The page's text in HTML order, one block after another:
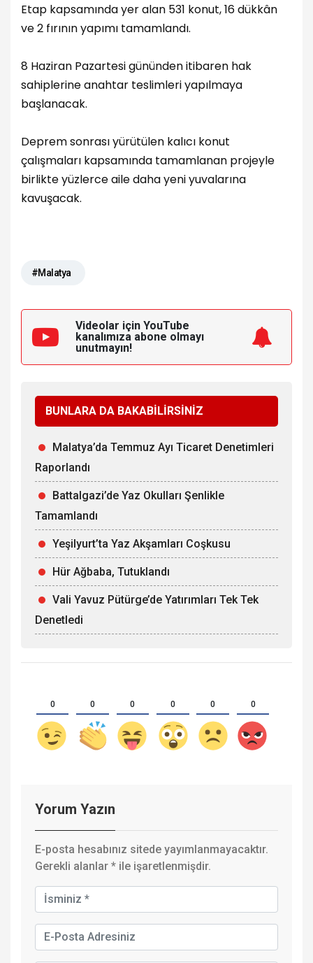
Etap kapsamında yer alan 531 konut, 16 dükkân
ve 2 fırının yapımı tamamlandı.
8 Haziran Pazartesi gününden itibaren hak
sahiplerine anahtar teslimleri yapılmaya
başlanacak.
Deprem sonrası yürütülen kalıcı konut
çalışmaları kapsamında tamamlanan projeyle
birlikte yüzlerce aile daha yeni yuvalarına
kavuşacak.
#Malatya
Videolar için YouTube
kanalımıza abone olmayı
unutmayın!
BUNLARA DA BAKABİLİRSİNİZ
Malatya’da Temmuz Ayı Ticaret Denetimleri
Raporlandı
Battalgazi’de Yaz Okulları Şenlikle
Tamamlandı
Yeşilyurt’ta Yaz Akşamları Coşkusu
Hür Ağbaba, Tutuklandı
Vali Yavuz Pütürge’de Yatırımları Tek Tek
Denetledi
0 0 0 0 0 0
Yorum Yazın
E-posta hesabınız sitede yayımlanmayacaktır.
Gerekli alanlar * ile işaretlenmişdir.